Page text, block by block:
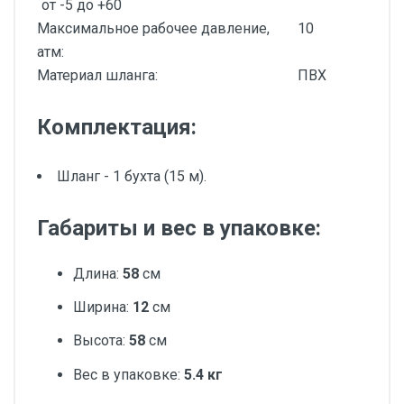
от -5 до +60
Максимальное рабочее давление,
атм:
10
Материал шланга: ПВХ
Комплектация:
Шланг - 1 бухта (15 м).
Габариты и вес в упаковке:
Длина: 58 см
Ширина: 12 см
Высота: 58 см
Вес в упаковке: 5.4 кг